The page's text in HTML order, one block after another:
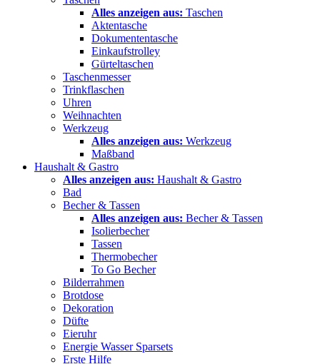
Alles anzeigen aus: Taschen
Aktentasche
Dokumententasche
Einkaufstrolley
Gürteltaschen
Taschenmesser
Trinkflaschen
Uhren
Weihnachten
Werkzeug
Alles anzeigen aus: Werkzeug
Maßband
Haushalt & Gastro
Alles anzeigen aus: Haushalt & Gastro
Bad
Becher & Tassen
Alles anzeigen aus: Becher & Tassen
Isolierbecher
Tassen
Thermobecher
To Go Becher
Bilderrahmen
Brotdose
Dekoration
Düfte
Eieruhr
Energie Wasser Sparsets
Erste Hilfe